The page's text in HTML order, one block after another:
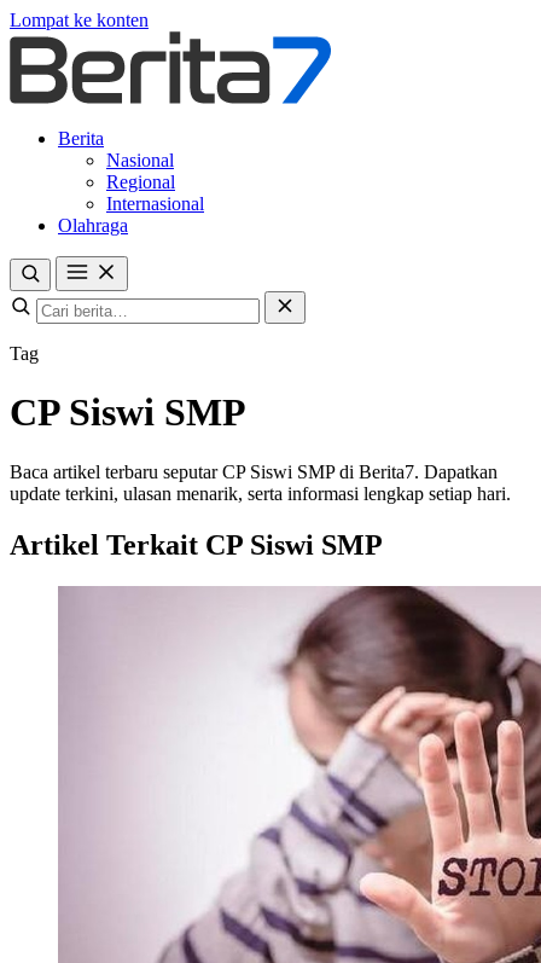
Lompat ke konten
Berita
Nasional
Regional
Internasional
Olahraga
Tag
CP Siswi SMP
Baca artikel terbaru seputar CP Siswi SMP di Berita7. Dapatkan
update terkini, ulasan menarik, serta informasi lengkap setiap hari.
Artikel Terkait CP Siswi SMP